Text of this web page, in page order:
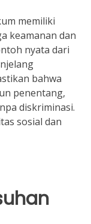
memiliki
keamanan dan
nyata dari
bahwa
penentang,
diskriminasi.
sosial dan